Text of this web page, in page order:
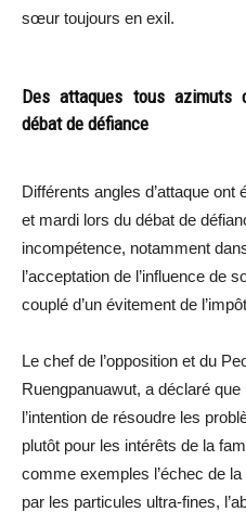
sœur toujours en exil.
Des attaques tous azimuts
débat de défiance
Différents angles d’attaque ont
et mardi lors du débat de
incompétence, notamment
l’acceptation de l’influence de
couplé d’un évitement de
Le chef de l’opposition et du
Ruengpanuawut, a déclaré que
l’intention de résoudre les
plutôt pour les intérêts de la
comme exemples l’échec de
par les particules ultra-fines,